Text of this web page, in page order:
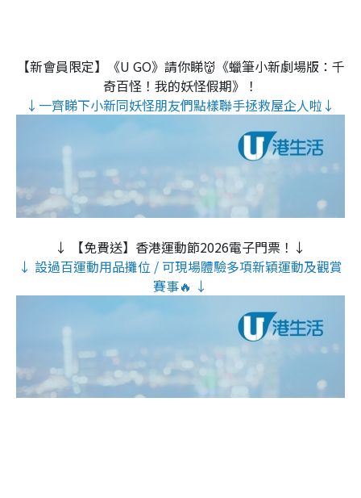
【新會員限定】《U GO》請你睇👹《蠟筆小新劇場版：千
奇百怪！我的妖怪假期》！
↓一齊睇下小新同妖怪朋友們點樣聯手拯救屋企人啦↓
↓ 【免費送】香港運動節2026電子門票！↓
↓ 設過百運動用品攤位 / 可現場體驗多項新穎運動及觀賞
賽事🔥 ↓